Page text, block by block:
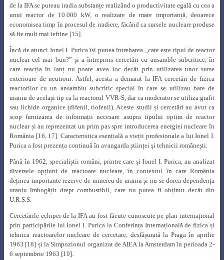
de la IFA se puteau iradia substanțe realizând o productivitate egală cu cea a
unui reactor de 10.000 kW, o realizare de mare importanță, deoarece
economisea timp în procesul de iradiere, făcând ca sursele nucleare produse
să fie mult mai ieftine [15].
Încă de atunci Ionel I. Purica își punea întrebarea „care este tipul de reactor
nuclear cel mai bun?” și a întreprins cercetări cu ansamble subcritice, în
care reacția în lanț nu poate avea loc decât prin utilizarea unor surse
exterioare de neutroni. Astfel, acesta a demarat la IFA cercetări de fizica
reactorilor cu un ansamblu subcritic special în care se utilizau bare de
uraniu de același tip ca la reactorul VVR-S, dar ca moderator se utiliza grafit
sau lichide organice (difenil, tiofenil). Aceste studii și cercetări au avut ca
scop furnizarea de informații necesare asupra tipului optim de reactor
nuclear și au reprezentat un prim pas spre introducerea energiei nucleare în
România [16, 17]. Caracteristica esențială a vieții profesionale a lui Ionel I.
Purica a fost prezența continuă în avangarda științei și tehnicii românești.
Până în 1962, specialiștii români, printre care și Ionel I. Purica, au analizat
diversele opțiuni de reactoare nucleare, în contextul în care România
deținea importante rezerve de minereu de uraniu și nu se dorea dependența
uraniu îmbogățit drept combustibil, care nu putea fi obținut decât din
U.R.S.S.
Cercetările echipei de la IFA au fost făcute cunoscute pe plan internațional
prin participările lui Ionel I. Purica la Conferința Internațională de fizica și
tehnica reactoarelor nucleare de cercetare, desfășurată la Praga în aprilie
1963 [18] și la Simpozionul organizat de AIEA la Amsterdam în perioada 2-
6 septembrie 1963 [19].